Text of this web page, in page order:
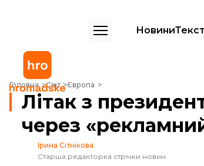
Новини
Головна Світ Європа
Літак з президентом Литви не міг приземлитися у
Літак з
через
Ірина Сітнікова
Старша редакторка стрічки новин